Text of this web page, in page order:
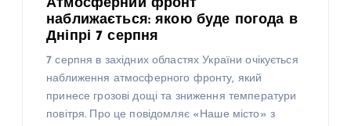
Атмосферний фронт
наближається: якою буде погода в
Дніпрі 7 серпня
7 серпня в західних областях України очікується
наближення атмосферного фронту, який
принесе грозові дощі та зниження температури
повітря. Про це повідомляє «Наше місто» з